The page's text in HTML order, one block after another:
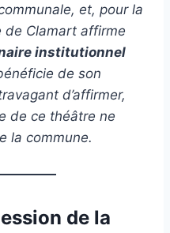
et, pour la
de Clamart affirme
institutionnel
de son
d’affirmer,
de ce théâtre ne
la commune.
de la